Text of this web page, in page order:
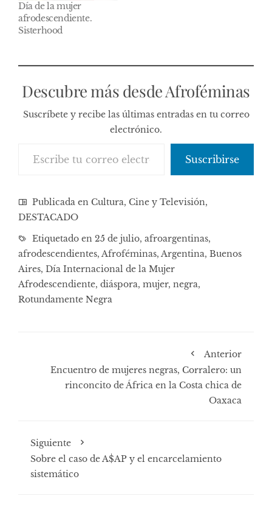
Día de la mujer
afrodescendiente.
Sisterhood
Descubre más desde Afroféminas
Suscríbete y recibe las últimas entradas en tu correo
electrónico.
Suscribirse
Publicada en Cultura, Cine y Televisión,
DESTACADO
Etiquetado en 25 de julio, afroargentinas,
afrodescendientes, Afroféminas, Argentina, Buenos
Aires, Día Internacional de la Mujer
Afrodescendiente, diáspora, mujer, negra,
Rotundamente Negra
Anterior
Encuentro de mujeres negras, Corralero: un
rinconcito de África en la Costa chica de
Oaxaca
Siguiente
Sobre el caso de A$AP y el encarcelamiento
sistemático